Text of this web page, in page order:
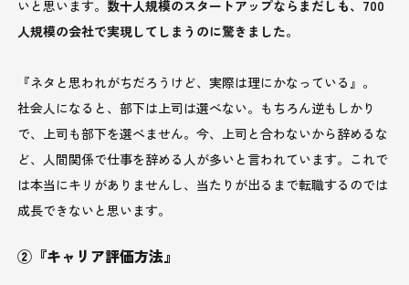
いと思います。 数十人規模のスタートアップならまだしも、700
人規模の会社で実現してしまうのに驚きました。
『ネタと思われがちだろうけど、実際は理にかなっている』。
社会人になると、部下は上司は選べない。もちろん逆もしかり
で、上司も部下を選べません。今、上司と合わないから辞めるな
ど、人間関係で仕事を辞める人が多いと言われています。これで
は本当にキリがありませんし、当たりが出るまで転職するのでは
成長できないと思います。
②『キャリア評価方法』